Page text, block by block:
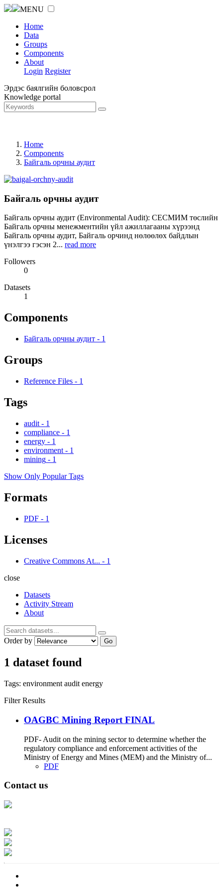
MENU
Home
Data
Groups
Components
About
Login Register
Эрдэс баялгийн боловсрол
Knowledge portal
Home
Components
Байгаль орчны аудит
Байгаль орчны аудит
Байгаль орчны аудит (Environmental Audit): СЕСМИМ төслийн
Байгаль орчны менежментийн үйл ажиллагааны хүрээнд
Байгаль орчны аудит, Байгаль орчинд нөлөөлөх байдлын
үнэлгээ гэсэн 2... read more
Followers
0
Datasets
1
Components
Байгаль орчны аудит - 1
Groups
Reference Files - 1
Tags
audit - 1
compliance - 1
energy - 1
environment - 1
mining - 1
Show Only Popular Tags
Formats
PDF - 1
Licenses
Creative Commons At... - 1
close
Datasets
Activity Stream
About
Order by Go
1 dataset found
Tags: environment audit energy
Filter Results
OAGBC Mining Report FINAL
PDF- Audit on the mining sector to determine whether the
regulatory compliance and enforcement activities of the
Ministry of Energy and Mines (MEM) and the Ministry of...
PDF
Contact us